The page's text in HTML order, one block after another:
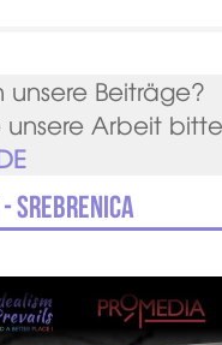
unsere Beiträge?
unsere Arbeit
Srebrenica